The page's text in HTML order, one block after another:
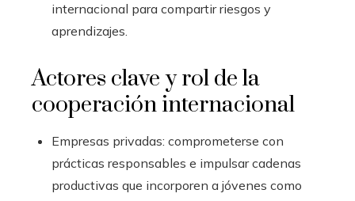
internacional para compartir riesgos y
aprendizajes.
Actores clave y rol de la
cooperación internacional
Empresas privadas: comprometerse con
prácticas responsables e impulsar cadenas
productivas que incorporen a jóvenes como